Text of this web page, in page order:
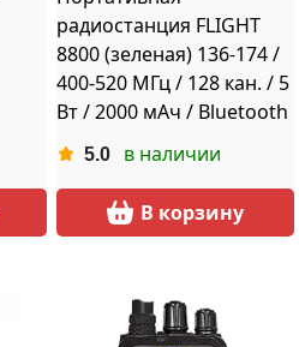
радиостанция FLIGHT
8800 (зеленая) 136-174 /
400-520 МГц / 128 кан. / 5
Вт / 2000 мАч / Bluetooth
5.0 в наличии
В корзину